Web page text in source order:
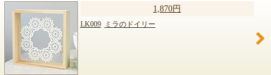
1,870円
LK009 ミラのドイリー